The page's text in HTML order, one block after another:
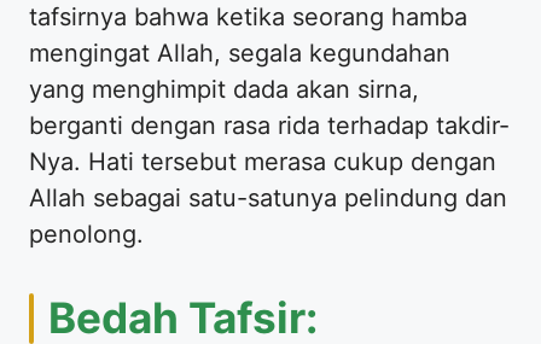
tafsirnya bahwa ketika seorang hamba
mengingat Allah, segala kegundahan
yang menghimpit dada akan sirna,
berganti dengan rasa rida terhadap takdir-
Nya. Hati tersebut merasa cukup dengan
Allah sebagai satu-satunya pelindung dan
penolong.
Bedah Tafsir: